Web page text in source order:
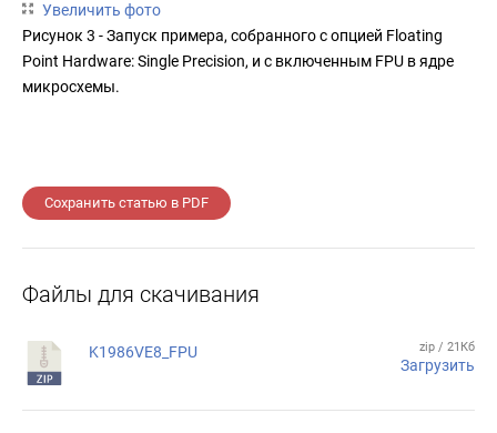
Увеличить фото
Рисунок 3 - Запуск примера, собранного с опцией Floating
Point Hardware: Single Precision, и с включенным FPU в ядре
микросхемы.
Сохранить статью в PDF
Файлы для скачивания
K1986VE8_FPU zip / 21Кб
Загрузить